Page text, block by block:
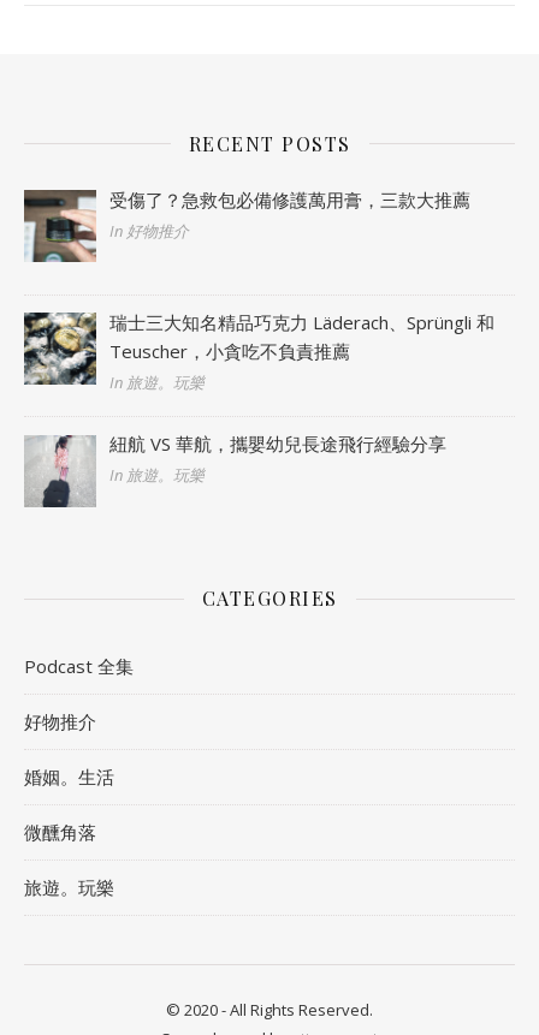
RECENT POSTS
受傷了？急救包必備修護萬用膏，三款大推薦
In 好物推介
瑞士三大知名精品巧克力 Läderach、Sprüngli 和
Teuscher，小貪吃不負責推薦
In 旅遊。玩樂
紐航 VS 華航，攜嬰幼兒長途飛行經驗分享
In 旅遊。玩樂
CATEGORIES
Podcast 全集
好物推介
婚姻。生活
微醺角落
旅遊。玩樂
© 2020 - All Rights Reserved.